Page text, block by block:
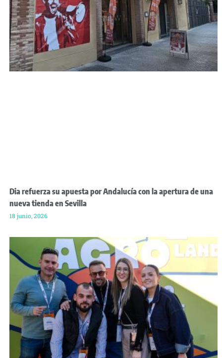
Dia refuerza su apuesta por Andalucía con la apertura de una
nueva tienda en Sevilla
18 junio, 2026